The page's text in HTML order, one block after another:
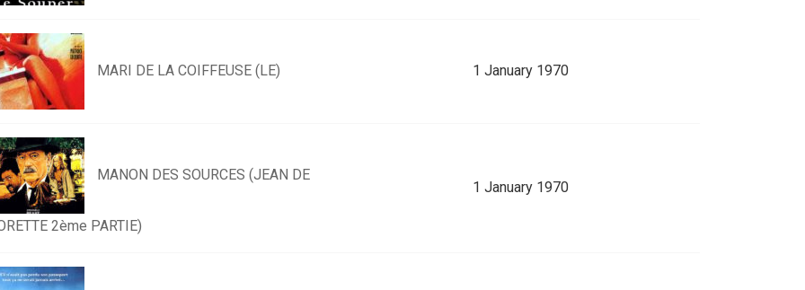
MARI DE LA COIFFEUSE (LE) 1 January 1970
MANON DES SOURCES (JEAN DE
2ème PARTIE)
1 January 1970